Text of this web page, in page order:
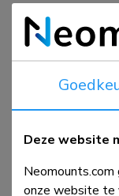
Deze website
Neomounts.com
onze website te